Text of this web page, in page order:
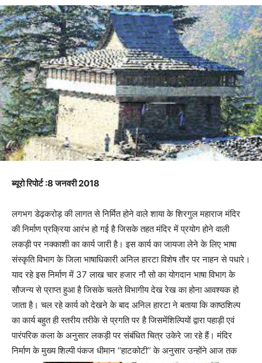
ब्यूरो रिपोर्ट :8 जनवरी 2018
लगभग डेढ़करोड़ की लागत से निर्मित होने वाले शाया के शिरगुल महाराज मंदिर
की निर्माण प्रक्रिया आरंभ हो गई है जिसके तहत मंदिर में प्रयोग होने वाली
लकड़ी पर नक्काशी का कार्य जारी है। इस कार्य का जायजा लेने के लिए भाषा
संस्कृति विभाग के जिला भाषाधिकारी अनिल हारटा विशेष तौर पर नाहन से पधारे।
याद रहे इस निर्माण में 37 लाख चार हजार नौ सो का योगदान भाषा विभाग के
सौजन्य से प्राप्त हुआ है जिसके चलते विभागीय देख रेख का होना आवश्यक हो
जाता है। चल रहे कार्य को देखने के बाद अनिल हारटा ने बताया कि काष्ठशिल्प
का कार्य बहुत ही स्तरीय तरीके से प्रगति पर है जिसमेंशिल्पियों द्वारा पहाड़ी एवं
पारंपरिक कला के अनुसार लकड़ी पर संबंधित चित्र उकेरे जा रहे हैं। मंदिर
निर्माण के मुख्य शिल्पी पंकज धीमान ‘‘हाटकोटी’’ के अनुसार उन्होंने आज तक